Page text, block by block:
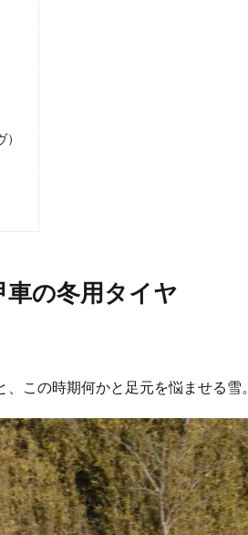
車の冬用タイヤ
この時期何かと足元を悩ませる雪。